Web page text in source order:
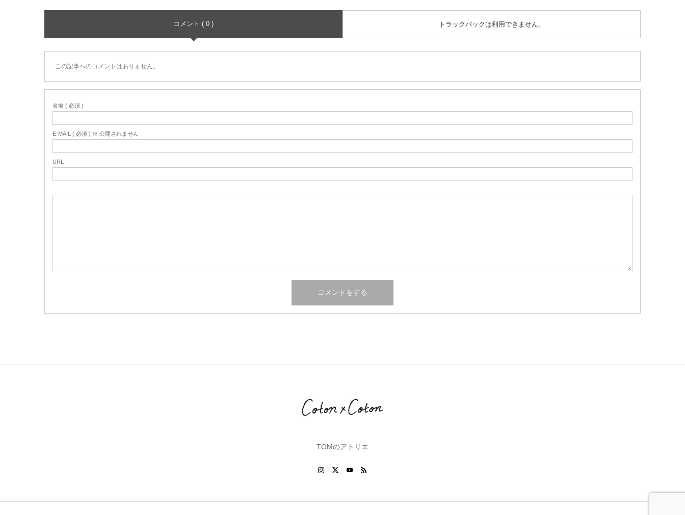
コメント ( 0 ) トラックバックは利用できません。
この記事へのコメントはありません。
名前 ( 必須 )
E-MAIL ( 必須 ) ※ 公開されません
URL
TOMのアトリエ